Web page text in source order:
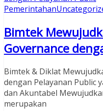
Pemerintahan
Bimtek
Governance
Bimtek & Diklat
dengan Pelayanan Public
dan Akuntabel
merupakan